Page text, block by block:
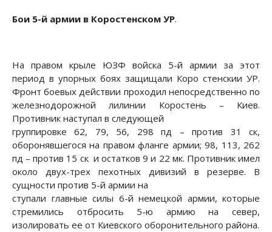
Бои 5-й армии в Коростенском УР.
На правом крыле ЮЗФ войска 5-й армии за этот
период в упорных боях защищали Коро стенскии УР.
Фронт боевых действии прохо­дил непосредственно по
железнодорожной лилинии Коростень – Киев.
Противник наступал в следующей
группировке 62, 79, 56, 298 пд – против 31 ск,
оборонявше­гося на правом фланге армии; 98, 113, 262
пд – против 15 ск и остатков 9 и 22 мк. Противник имел
около двух-трех пе­хотных дивизий в резерве. В
сущности против 5-й армии на­
ступали главные силы 6-й немецкой армии, которые
стреми­лись отбросить 5-ю армию на север,
изолировать ее от Киевского оборонительного района.